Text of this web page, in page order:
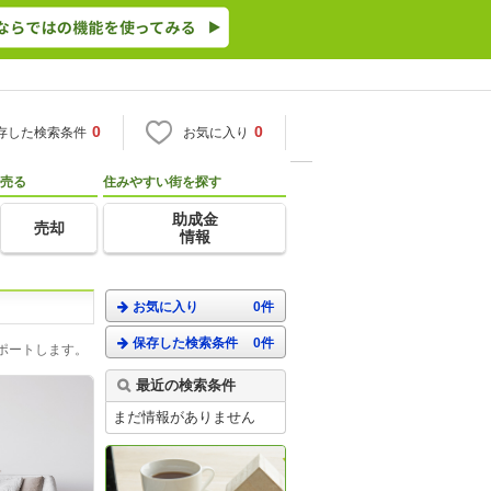
した検索条件 0 お気に入り 0
売る
売却
住みやすい街を探す
助成金
情報
トします。
お気に入り 0件
保存した検索条件 0件
最近の検索条件
まだ情報がありません